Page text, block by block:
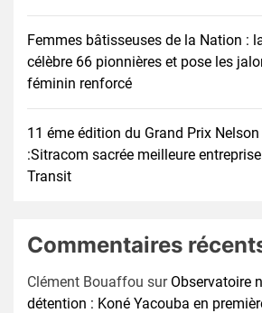
Femmes bâtisseuses de la Nation :
célèbre 66 pionnières et pose les
féminin renforcé
11 éme édition du Grand Prix
:Sitracom sacrée meilleure
Transit
Commentaires
Clément Bouaffou sur Observatoire
détention : Koné Yacouba en